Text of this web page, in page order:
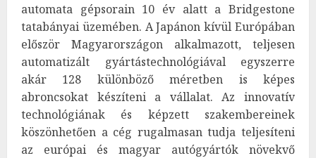
automata gépsorain 10 év alatt a Bridgestone
tatabányai üzemében. A Japánon kívül Európában
először Magyarországon alkalmazott, teljesen
automatizált gyártástechnológiával egyszerre
akár 128 különböző méretben is képes
abroncsokat készíteni a vállalat. Az innovatív
technológiának és képzett szakembereinek
köszönhetően a cég rugalmasan tudja teljesíteni
az európai és magyar autógyártók növekvő